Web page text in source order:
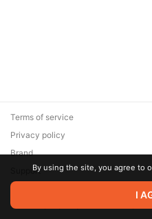
© 2026 Zaya Solutions Limited.
are the property of their
Terms of service
Privacy policy
Brand
SupportBy using the site, you agree to
I